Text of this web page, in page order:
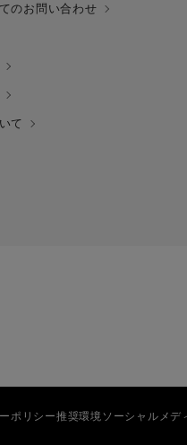
のお問い合わせ
て
ポリシー推奨環境ソーシャルメデ